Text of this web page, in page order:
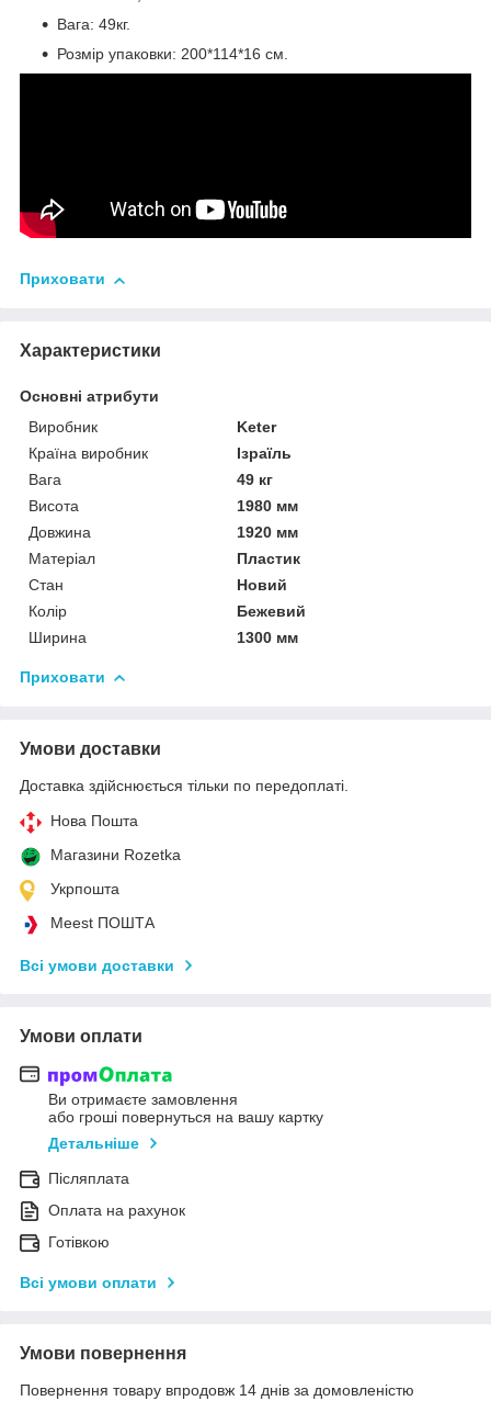
Вага: 49кг.
Розмір упаковки: 200*114*16 см.
Приховати
Характеристики
Основні атрибути
Виробник
Keter
Країна виробник
Ізраїль
Вага
49 кг
Висота
1980 мм
Довжина
1920 мм
Матеріал
Пластик
Стан
Новий
Колір
Бежевий
Ширина
1300 мм
Приховати
Умови доставки
Доставка здійснюється тільки по передоплаті.
Нова Пошта
Магазини Rozetka
Укрпошта
Meest ПОШТА
Всі умови доставки
Умови оплати
Ви отримаєте замовлення
або гроші повернуться на вашу картку
Детальніше
Післяплата
Оплата на рахунок
Готівкою
Всі умови оплати
Умови повернення
Повернення товару впродовж 14 днів за домовленістю